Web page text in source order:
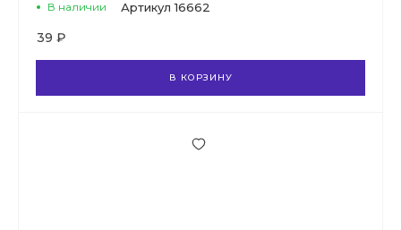
В наличии Артикул 16662
39 ₽
В КОРЗИНУ